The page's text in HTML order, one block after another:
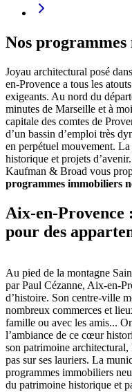
Nos programmes
Joyau architectural posé
en-Provence a tous les
exigeants. Au nord du
minutes de Marseille et à
capitale des comtes de
d’un bassin d’emploi très
en perpétuel mouvement.
historique et projets
Kaufman & Broad vous
programmes immobiliers
Aix-en-
pour des
Au pied de la montagne
par Paul Cézanne, Aix-en-
d’histoire. Son centre-ville
nombreux commerces et
famille ou avec les amis...
l’ambiance de ce cœur
son patrimoine
pas sur ses lauriers. La
programmes immobiliers
du patrimoine historique et